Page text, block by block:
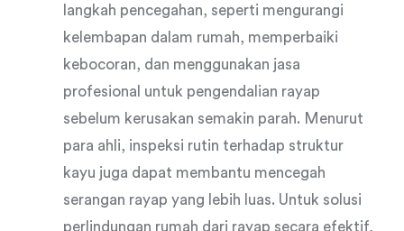
langkah pencegahan, seperti mengurangi
kelembapan dalam rumah, memperbaiki
kebocoran, dan menggunakan jasa
profesional untuk pengendalian rayap
sebelum kerusakan semakin parah. Menurut
para ahli, inspeksi rutin terhadap struktur
kayu juga dapat membantu mencegah
serangan rayap yang lebih luas. Untuk solusi
perlindungan rumah dari rayap secara efektif,